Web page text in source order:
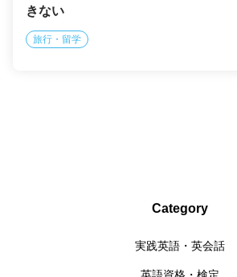
きない
旅行・留学
Category
実践英語・英会話